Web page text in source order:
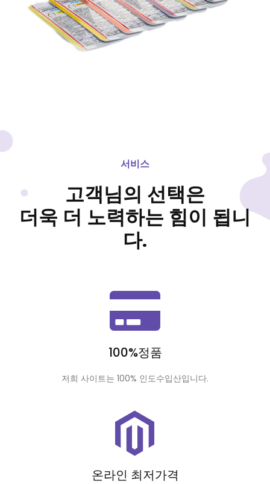
서비스
고객님의 선택은
더욱 더 노력하는 힘이 됩니
다.
100%정품
저희 사이트는 100% 인도수입산입니다.
온라인 최저가격